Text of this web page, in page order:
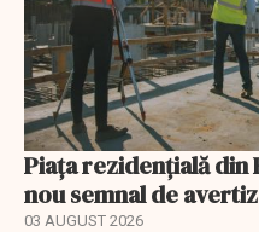
Piața rezidențială din
nou semnal de
03 AUGUST 2026